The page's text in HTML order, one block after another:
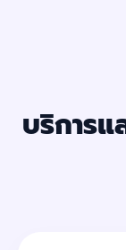
บริการ